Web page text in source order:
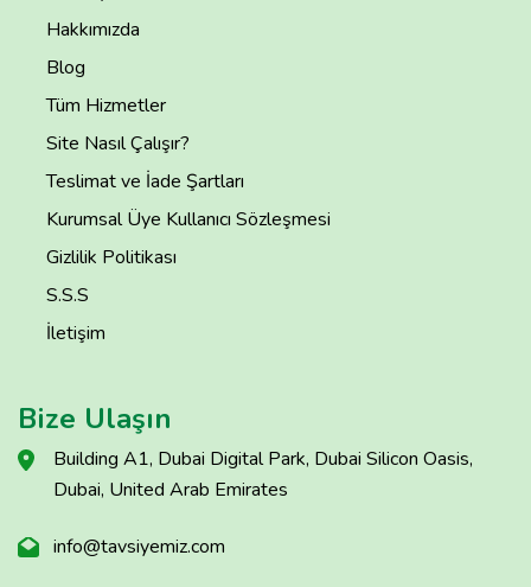
Hakkımızda
Blog
Tüm Hizmetler
Site Nasıl Çalışır?
Teslimat ve İade Şartları
Kurumsal Üye Kullanıcı Sözleşmesi
Gizlilik Politikası
S.S.S
İletişim
Bize Ulaşın
Building A1, Dubai Digital Park, Dubai Silicon Oasis,
Dubai, United Arab Emirates
info@tavsiyemiz.com